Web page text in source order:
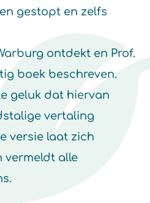
gestopt en zelfs
ontdekt en Prof.
boek beschreven.
geluk dat hiervan
vertaling
versie laat zich
vermeldt alle